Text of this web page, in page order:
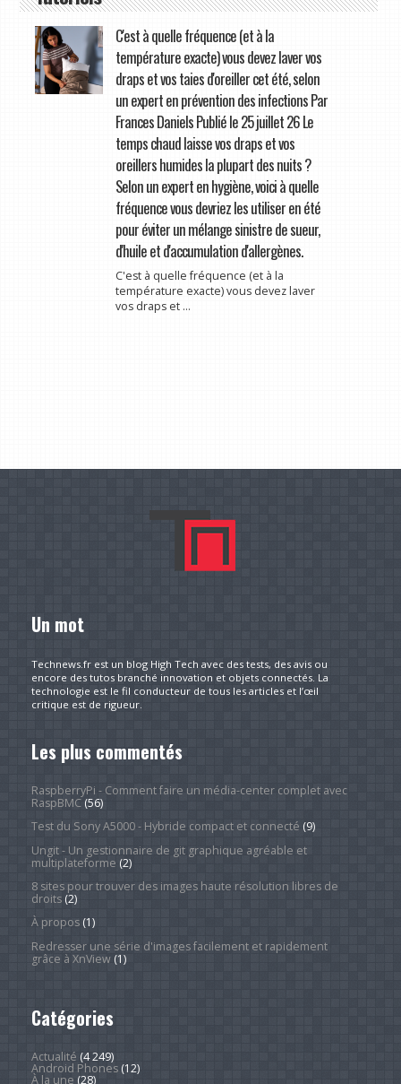
C'est à quelle fréquence (et à la
température exacte) vous devez laver vos
draps et vos taies d'oreiller cet été, selon
un expert en prévention des infections Par
Frances Daniels Publié le 25 juillet 26 Le
temps chaud laisse vos draps et vos
oreillers humides la plupart des nuits ?
Selon un expert en hygiène, voici à quelle
fréquence vous devriez les utiliser en été
pour éviter un mélange sinistre de sueur,
d'huile et d'accumulation d'allergènes.
C'est à quelle fréquence (et à la
température exacte) vous devez laver
vos draps et ...
Un mot
Technews.fr est un blog High Tech avec des tests, des avis ou
encore des tutos branché innovation et objets connectés. La
technologie est le fil conducteur de tous les articles et l’œil
critique est de rigueur.
Les plus commentés
RaspberryPi - Comment faire un média-center complet avec
RaspBMC(56)
Test du Sony A5000 - Hybride compact et connecté (9)
Ungit - Un gestionnaire de git graphique agréable et
multiplateforme (2)
8 sites pour trouver des images haute résolution libres de
droits(2)
À propos(1)
Redresser une série d'images facilement et rapidement
grâce à XnView(1)
Catégories
Actualité (4 249)
Android Phones(12)
À la une (28)